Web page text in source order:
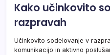
Kako učinkovito
razpravah
Učinkovito sodelovanje v
komunikacijo in aktivno